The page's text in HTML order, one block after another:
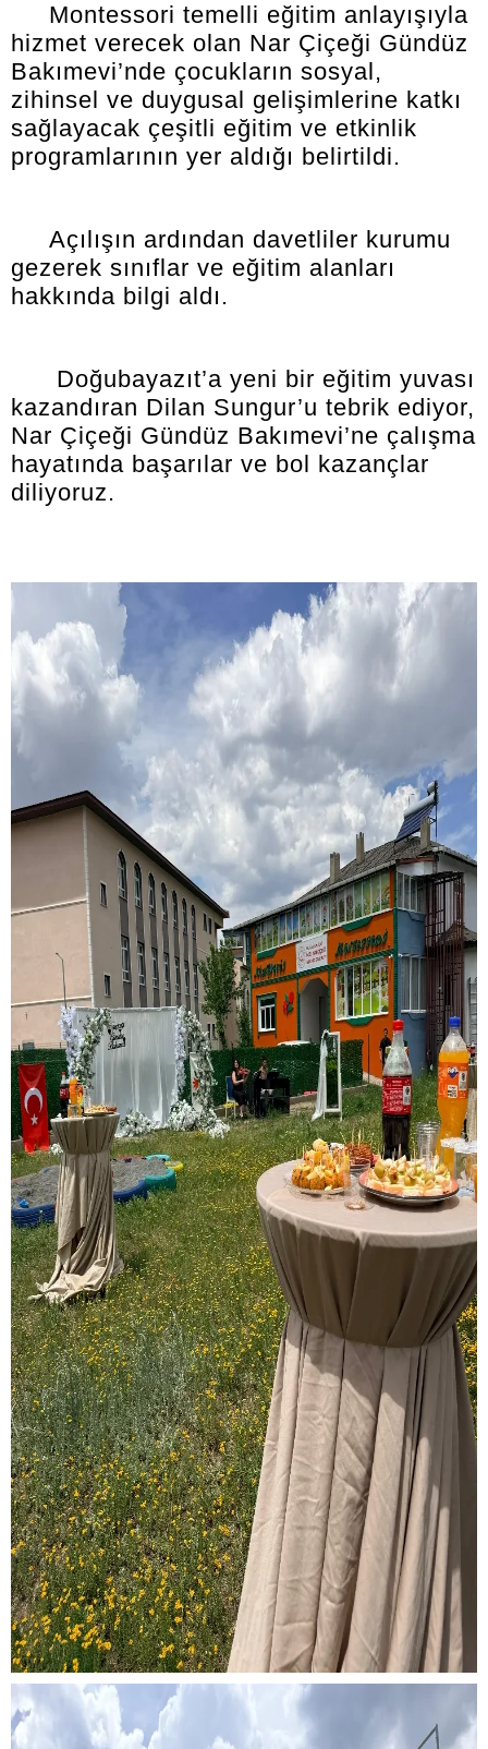
Montessori temelli eğitim anlayışıyla
hizmet verecek olan Nar Çiçeği Gündüz
Bakımevi’nde çocukların sosyal,
zihinsel ve duygusal gelişimlerine katkı
sağlayacak çeşitli eğitim ve etkinlik
programlarının yer aldığı belirtildi.
Açılışın ardından davetliler kurumu
gezerek sınıflar ve eğitim alanları
hakkında bilgi aldı.
Doğubayazıt’a yeni bir eğitim yuvası
kazandıran Dilan Sungur’u tebrik ediyor,
Nar Çiçeği Gündüz Bakımevi’ne çalışma
hayatında başarılar ve bol kazançlar
diliyoruz.